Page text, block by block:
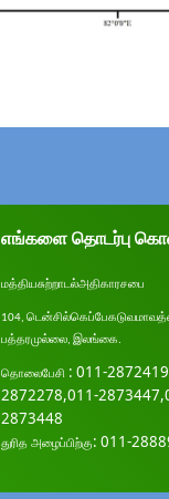
எங்களை தொடர்பு
மத்தியசுற்றாடல்அதிகாரசபை
104, டென்சில்கெப்பேகடுவ
பத்தரமுல்லை, இலங்கை
தொலைபேசி : 011-
2872278,011-
2873448
துரித அழைப்பிற்கு: 011-